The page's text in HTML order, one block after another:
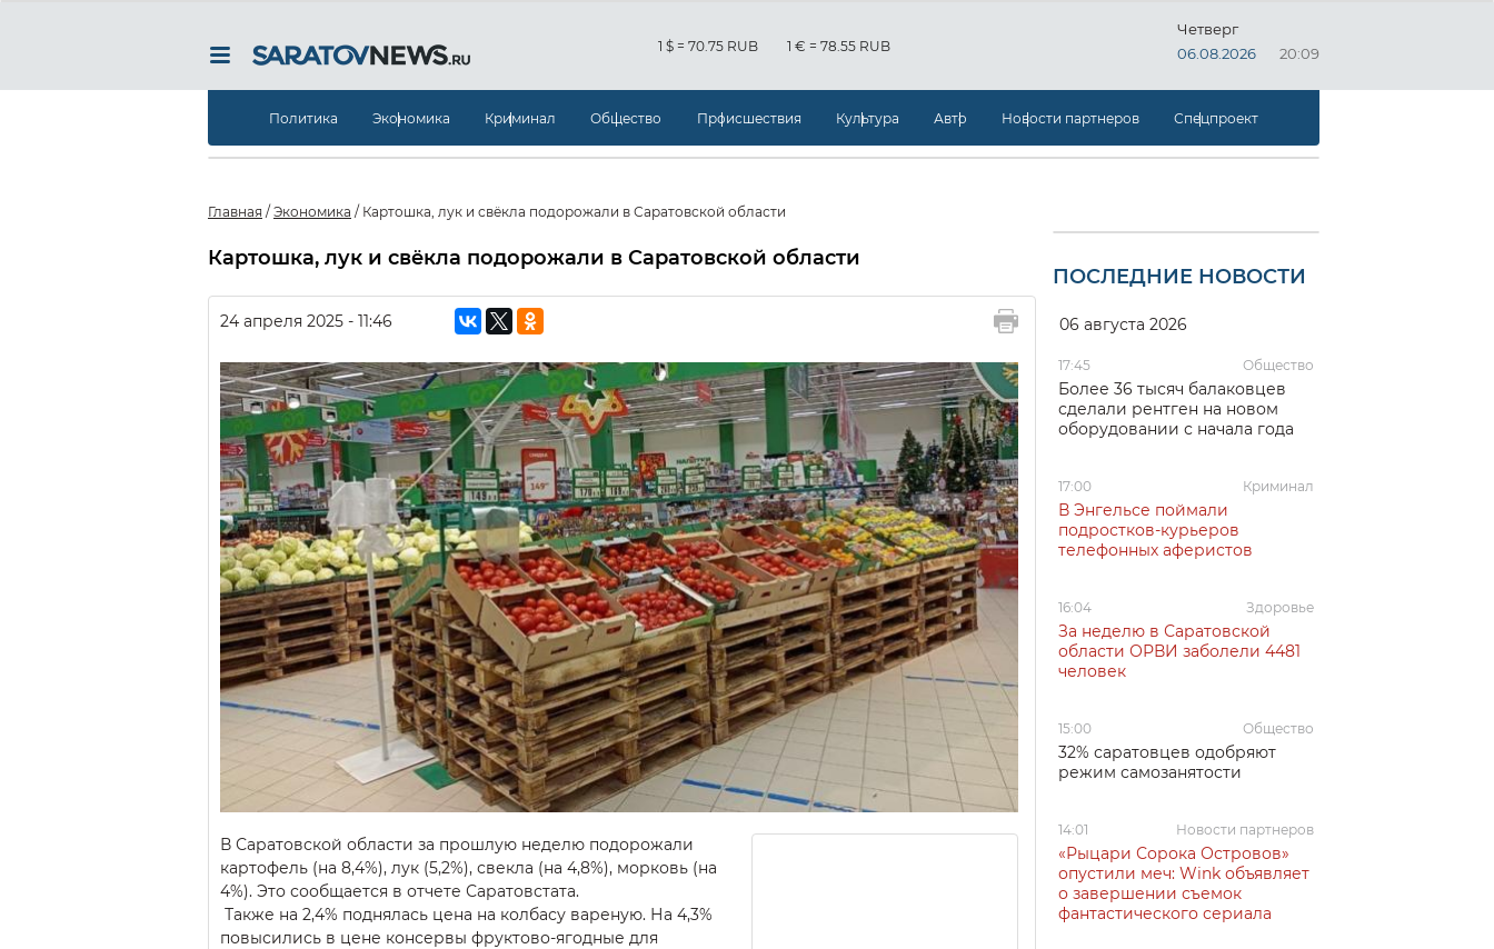
1 $ = 70.75 RUB 1 € = 78.55 RUB
Четверг
06.08.2026
20:09
Политика Экономика Криминал Общество Происшествия Культура Авто Новости партнеров Спецпроект
Главная / Экономика / Картошка, лук и свёкла подорожали в Саратовской области
Картошка, лук и свёкла подорожали в Саратовской области
24 апреля 2025 - 11:46
В Саратовской области за прошлую неделю подорожали
картофель (на 8,4%), лук (5,2%), свекла (на 4,8%), морковь (на
4%). Это сообщается в отчете Саратовстата.
Также на 2,4% поднялась цена на колбасу вареную. На 4,3%
повысились в цене консервы фруктово-ягодные для
ПОСЛЕДНИЕ НОВОСТИ
06 августа 2026
17:45 Общество
Более 36 тысяч балаковцев
сделали рентген на новом
оборудовании с начала года
17:00 Криминал
В Энгельсе поймали
подростков-курьеров
телефонных аферистов
16:04 Здоровье
За неделю в Саратовской
области ОРВИ заболели 4481
человек
15:00 Общество
32% саратовцев одобряют
режим самозанятости
14:01 Новости партнеров
«Рыцари Сорока Островов»
опустили меч: Wink объявляет
о завершении съемок
фантастического сериала